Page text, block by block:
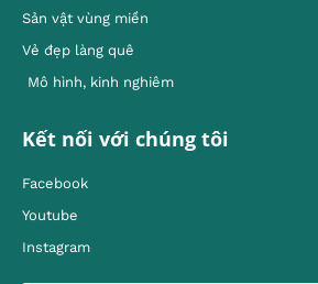
Sản vật vùng miền
Vẻ đẹp làng quê
Mô hình, kinh nghiêm
Kết nối với chúng tôi
Facebook
Youtube
Instagram